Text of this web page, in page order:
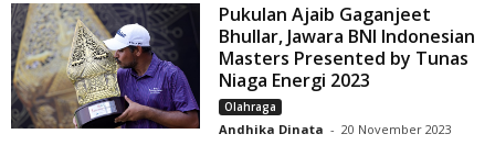
Pukulan Ajaib Gaganjeet
Bhullar, Jawara BNI Indonesian
Masters Presented by Tunas
Niaga Energi 2023
Olahraga
Andhika Dinata - 20 November 2023